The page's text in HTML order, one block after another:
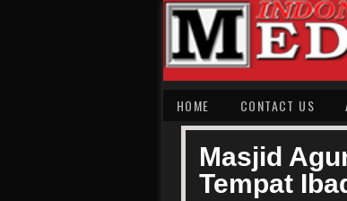
HOME CONTACT US
Masjid
Tempat